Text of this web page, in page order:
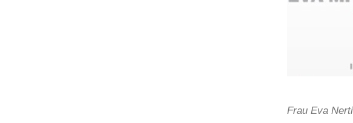
Frau Eva